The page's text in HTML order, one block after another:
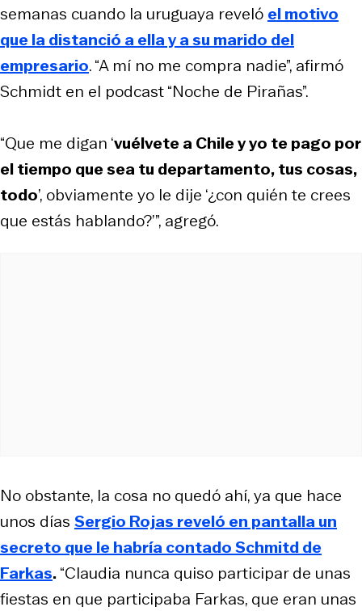
semanas cuando la uruguaya reveló el motivo
que la distanció a ella y a su marido del
empresario. “A mí no me compra nadie”, afirmó
Schmidt en el podcast “Noche de Pirañas”.
“Que me digan ‘vuélvete a Chile y yo te pago por
el tiempo que sea tu departamento, tus cosas,
todo’, obviamente yo le dije ‘¿con quién te crees
que estás hablando?’”, agregó.
No obstante, la cosa no quedó ahí, ya que hace
unos días Sergio Rojas reveló en pantalla un
secreto que le habría contado Schmitd de
Farkas.“Claudia nunca quiso participar de unas
fiestas en que participaba Farkas, que eran unas